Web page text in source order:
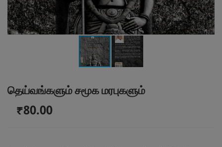
தெய்வங்களும் சமூக மரபுகளும்
₹80.00